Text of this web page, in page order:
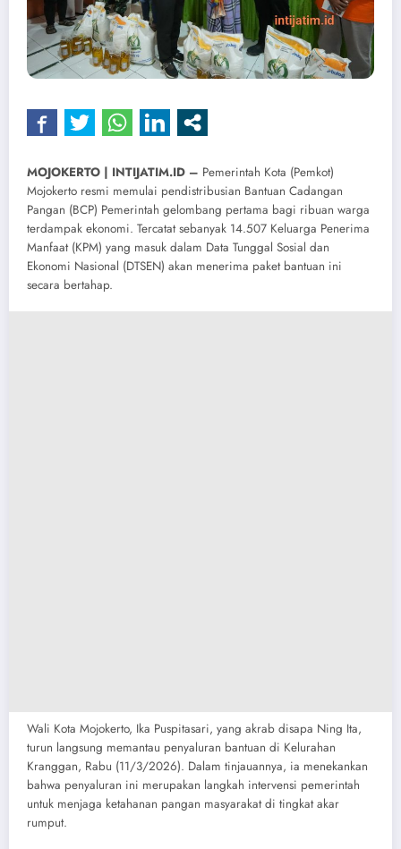
MOJOKERTO | INTIJATIM.ID – Pemerintah Kota (Pemkot)
Mojokerto resmi memulai pendistribusian Bantuan Cadangan
Pangan (BCP) Pemerintah gelombang pertama bagi ribuan warga
terdampak ekonomi. Tercatat sebanyak 14.507 Keluarga Penerima
Manfaat (KPM) yang masuk dalam Data Tunggal Sosial dan
Ekonomi Nasional (DTSEN) akan menerima paket bantuan ini
secara bertahap.
​Wali Kota Mojokerto, Ika Puspitasari, yang akrab disapa Ning Ita,
turun langsung memantau penyaluran bantuan di Kelurahan
Kranggan, Rabu (11/3/2026). Dalam tinjauannya, ia menekankan
bahwa penyaluran ini merupakan langkah intervensi pemerintah
untuk menjaga ketahanan pangan masyarakat di tingkat akar
rumput.